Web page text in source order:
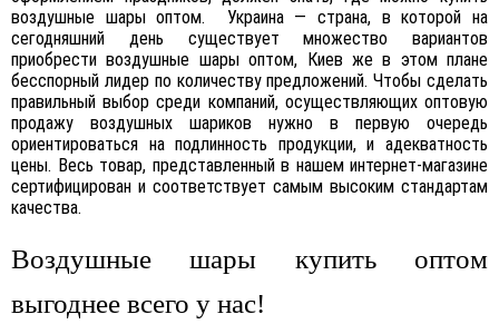
воздушные шары оптом. Украина — страна, в которой на
сегодняшний день существует множество вариантов
приобрести воздушные шары оптом, Киев же в этом плане
бесспорный лидер по количеству предложений. Чтобы сделать
правильный выбор среди компаний, осуществляющих оптовую
продажу воздушных шариков нужно в первую очередь
ориентироваться на подлинность продукции, и адекватность
цены. Весь товар, представленный в нашем интернет-магазине
сертифицирован и соответствует самым высоким стандартам
качества.
Воздушные шары купить оптом
выгоднее всего у нас!